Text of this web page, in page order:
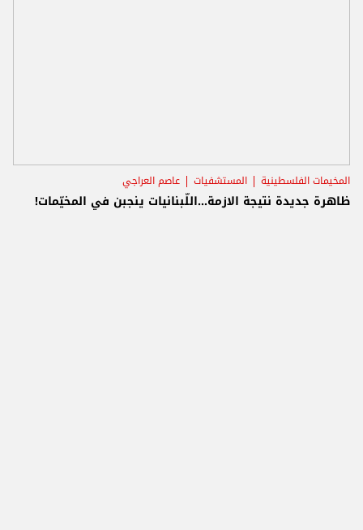
المخيمات الفلسطينية المستشفيات عاصم العراجي
ظاهرة جديدة نتيجة الازمة...اللّبنانيات ينجبن في المخيّمات!